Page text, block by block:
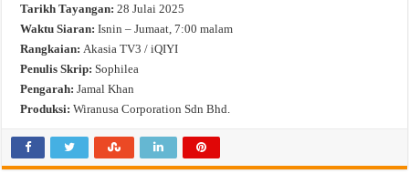
Tarikh Tayangan: 28 Julai 2025
Waktu Siaran: Isnin – Jumaat, 7:00 malam
Rangkaian: Akasia TV3 / iQIYI
Penulis Skrip: Sophilea
Pengarah: Jamal Khan
Produksi: Wiranusa Corporation Sdn Bhd.